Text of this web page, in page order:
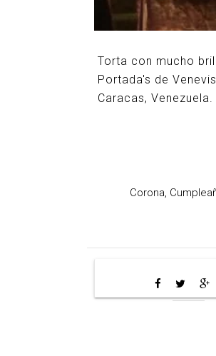
Torta con mucho
Portada's de
Caracas, Venezuela.
Corona,